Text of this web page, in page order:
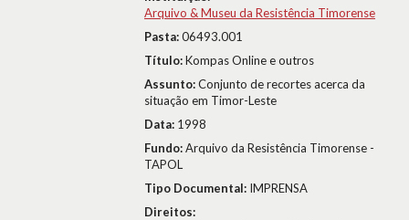
Arquivo & Museu da Resistência Timorense
Pasta:06493.001
Título:Kompas Online e outros
Assunto:Conjunto de recortes acerca da
situação em Timor-Leste
Data: 1998
Fundo:Arquivo da Resistência Timorense -
TAPOL
Tipo Documental: IMPRENSA
Direitos: